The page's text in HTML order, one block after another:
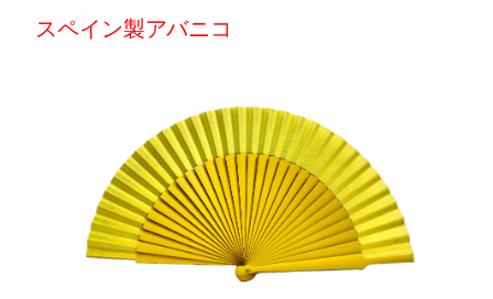
スペイン製アバニコ